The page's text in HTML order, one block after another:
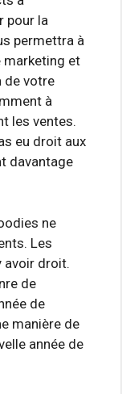
pour la
permettra à
marketing et
de votre
à
les ventes.
eu droit aux
davantage
ne
Les
avoir droit.
de
de
manière de
année de